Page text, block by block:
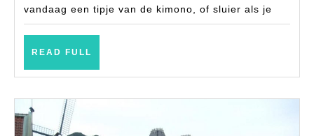
vandaag een tipje van de kimono, of sluier als je
READ FULL